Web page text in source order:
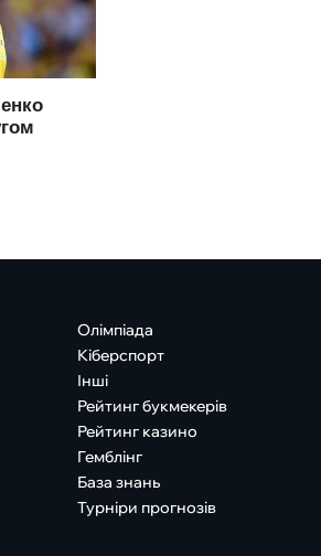
Олімпіада
Кіберспорт
Інші
Рейтинг букмекерів
Рейтинг казино
Гемблінг
База знань
Турніри прогнозів